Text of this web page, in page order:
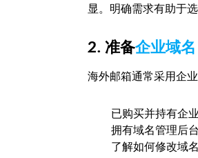
显。明确需求有助于
2. 准备企业域名
海外邮箱通常采用企
已购买并持有企
拥有域名管理后
了解如何修改域